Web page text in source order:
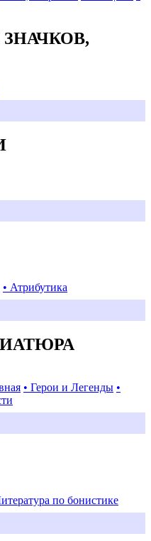
• Атрибутика
• Герои и Легенды •
по бонистике